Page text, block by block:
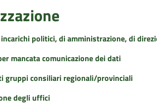
politici, di amministrazione, di
mancata comunicazione dei dati
gruppi consiliari regionali/provinciali
degli uffici